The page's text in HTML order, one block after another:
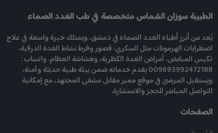
الطبيبة سوزان الشماس متخصصة في طب الغدد الصماء
يُعد من أبرز أطباء الغدد الصماء في دمشق، ويمتلك خبرة واسعة في علاج
اضطرابات الهرمونات مثل السكري، قصور وفرط نشاط الغدة الدرقية،
تكيس المبايض، أمراض الغدة الكظرية، وهشاشة العظام. واتساب :
009693992472188 يقدم خدماته ضمن بيئة طبية حديثة وآمنة،
ويستقبل المرضى في موقع مميز مقابل مشفى المجتهد، مع إمكانية
التواصل المباشر للحجز والاستشارة.
الصفحات